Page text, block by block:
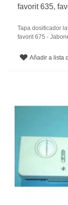
favorit 635,
Tapa dosificador
favorit 675 -
Añadir a lista